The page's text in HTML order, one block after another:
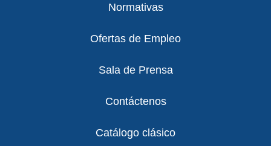
Normativas
Ofertas de Empleo
Sala de Prensa
Contáctenos
Catálogo clásico